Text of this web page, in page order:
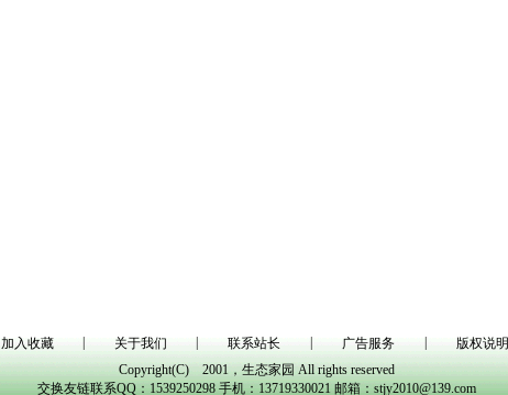
加入收藏 关于我们 联系站长 广告服务 版权说明
Copyright(C) 2001，生态家园 All rights reserved
交换友链联系QQ：1539250298 手机：13719330021 邮箱：stjy2010@139.com